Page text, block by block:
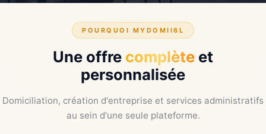
POURQUOI MYDOMII6L
Une offre complète et
personnalisée
Domiciliation, création d'entreprise et services administratifs
au sein d'une seule plateforme.